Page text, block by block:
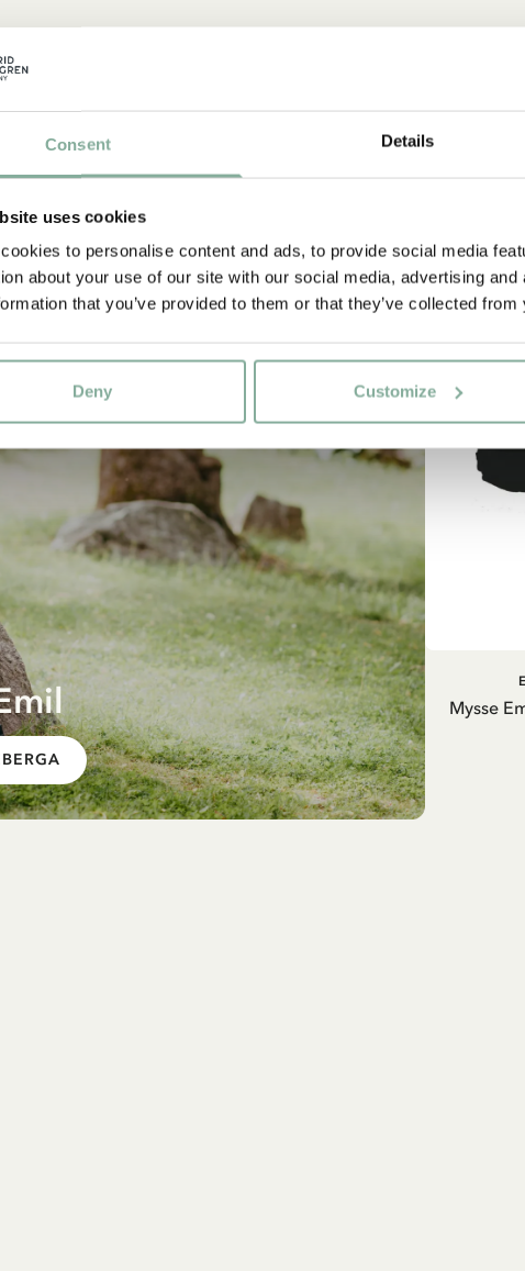
Consent Details
uses cookies
to personalise content and ads, to provide social media
about your use of our site with our social media, advertising
that you’ve provided to them or that they’ve collected
Deny Customize
Mysse